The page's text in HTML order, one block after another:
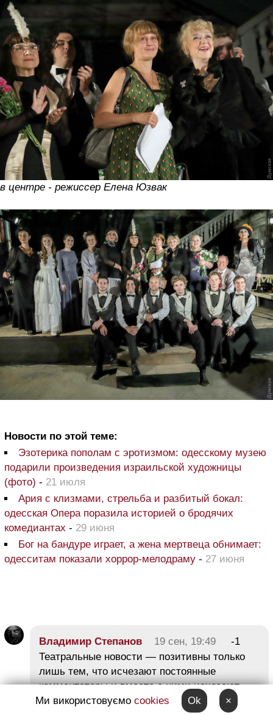
в центре - режиссер Елена Юзвак
Новости по этой теме:
Эзотерика пополам с эротизмом: одесскому музею
подарили произведения израильской художницы
(фото) - 21 июля
Ария с клизмами, стрельба и разбитый бокал:
одесская Опера поразила историей о бродячих
комедиантах - 29 июня
Бог на бандуре играет, а жена мертвеца обнимает:
одесситам показали хоррор-мелодраму - 27 июня
Владимир Степанов 19 сен, 19:49
-1
Театральные новости — позитивны только
лишь тем, что исчезают постоянные
комментаторы и вместе с ними исчезают
грубость и оскорбления…
Ми використовуємо cookies Ok ×